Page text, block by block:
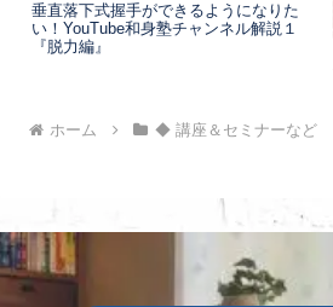
垂直落下式握手ができるようになりた
い！YouTube和身塾チャンネル解説１
『脱力編』
ホーム ◆ 講座＆セミナーなど